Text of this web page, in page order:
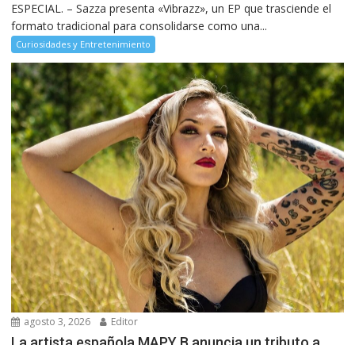
ESPECIAL. – Sazza presenta «Vibrazz», un EP que trasciende el
formato tradicional para consolidarse como una...
Curiosidades y Entretenimiento
agosto 3, 2026 Editor